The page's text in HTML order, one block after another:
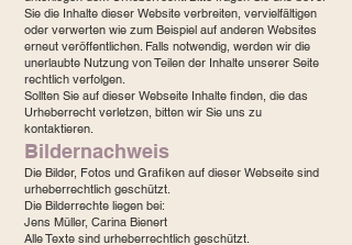
Sie die Inhalte dieser Website verbreiten, vervielfältigen
oder verwerten wie zum Beispiel auf anderen Websites
erneut veröffentlichen. Falls notwendig, werden wir die
unerlaubte Nutzung von Teilen der Inhalte unserer Seite
rechtlich verfolgen.
Sollten Sie auf dieser Webseite Inhalte finden, die das
Urheberrecht verletzen, bitten wir Sie uns zu
kontaktieren.
Bildernachweis
Die Bilder, Fotos und Grafiken auf dieser Webseite sind
urheberrechtlich geschützt.
Die Bilderrechte liegen bei:
Jens Müller, Carina Bienert
Alle Texte sind urheberrechtlich geschützt.